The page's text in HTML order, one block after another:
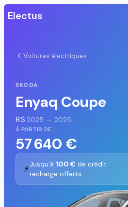
Electus
Voitures électriques
SKODA
Enyaq Coupe
RS·2025 → 2025
À PARTIR DE
57 640 €
⚡Jusqu'à 100 € de crédit
recharge offerts